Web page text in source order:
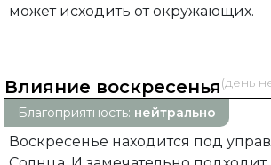
может исходить от окружающих.
Влияние воскресенья(день
Благоприятность: нейтрально
Воскресенье находится под